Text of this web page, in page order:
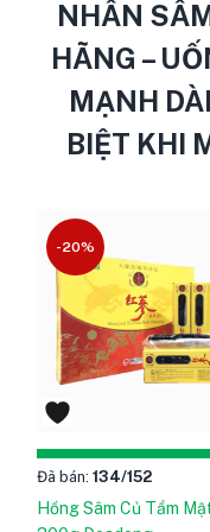
NHÂN
HÃNG –
MẠNH
BIỆT KHI
-20%
Đã bán: 134/152
Hồng Sâm Củ Tẩm